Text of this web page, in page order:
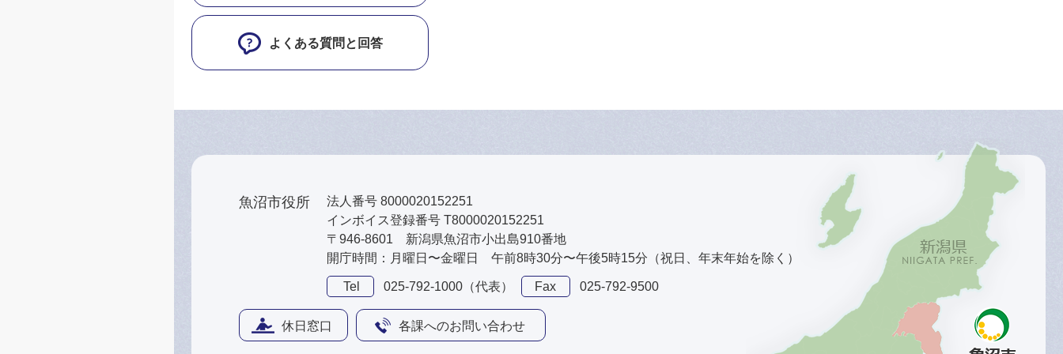
よくある質問と回答
魚沼市役所
法人番号 8000020152251
インボイス登録番号 T8000020152251
〒946-8601 新潟県魚沼市小出島910番地
開庁時間：月曜日〜金曜日 午前8時30分〜午後5時15分（祝日、年末年始を除く）
Tel 025-792-1000（代表） Fax 025-792-9500
休日窓口 各課へのお問い合わせ